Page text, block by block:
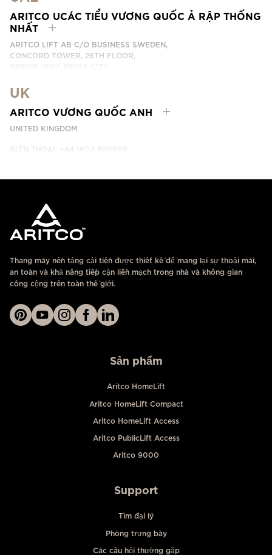
LIÊN HỆ
ARITCO UCÁC TIỂU VƯƠNG QUỐC Ả RẬP THỐNG
NHẤT
ARITCO LIFT AB C/O BUSINESS SWEDEN,
CONCORD TOWER, 26TH FLOOR,
LIÊN HỆ
UK
ARITCO VƯƠNG QUỐC ANH
UNITED KINGDOM
ĐIỆN THOẠI: +44 1604 808809
Thang máy nền tảng cải tiến được thiết kế để mang lại sự thoải mái,
an toàn và khả năng tiếp cận liền mạch trong nhà và không gian
công cộng trên toàn thế giới.
Sản phẩm
Aritco HomeLift
Aritco HomeLift Compact
Aritco HomeLift Access
Aritco PublicLift Access
Aritco 9000
Support
Tìm đại lý
Phòng trưng bày
Các câu hỏi thường gặp